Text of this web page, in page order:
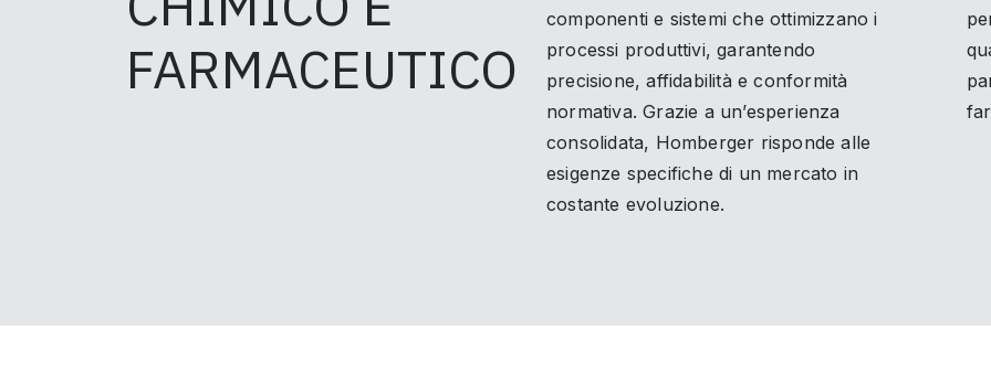
FARMACEUTICO
componenti e sistemi che ottimizzano i
processi produttivi, garantendo
precisione, affidabilità e conformità
normativa. Grazie a un’esperienza
consolidata, Homberger risponde alle
esigenze specifiche di un mercato in
costante evoluzione.